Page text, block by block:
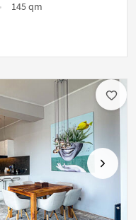
145 qm
Nächste